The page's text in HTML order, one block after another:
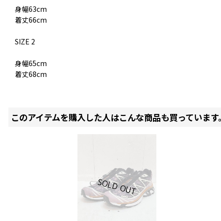
身幅63cm
着丈66cm
SIZE 2
身幅65cm
着丈68cm
このアイテムを購入した人はこんな商品も買っています